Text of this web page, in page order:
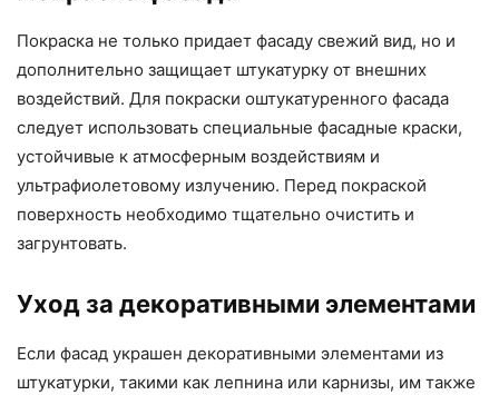
Покраска не только придает фасаду свежий вид, но и
дополнительно защищает штукатурку от внешних
воздействий. Для покраски оштукатуренного фасада
следует использовать специальные фасадные краски,
устойчивые к атмосферным воздействиям и
ультрафиолетовому излучению. Перед покраской
поверхность необходимо тщательно очистить и
загрунтовать.
Уход за декоративными элементами
Если фасад украшен декоративными элементами из
штукатурки, такими как лепнина или карнизы, им также